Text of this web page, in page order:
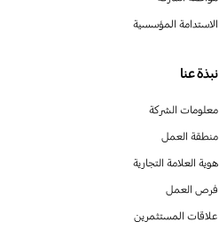
الاستدامة المؤسسية
نبذة عنا
معلومات الشركة
منطقة العمل
هوية العلامة التجارية
فرص العمل
علاقات المستثمرين